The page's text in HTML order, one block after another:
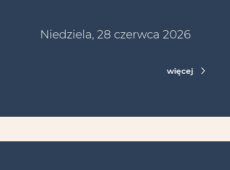
Niedziela, 28 czerwca 2026
więcej